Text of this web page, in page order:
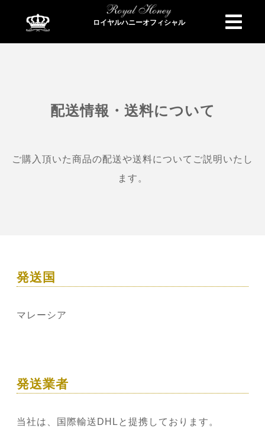
ロイヤルハニーオフィシャル
配送情報・送料について
ご購入頂いた商品の配送や送料についてご説明いたし
ます。
発送国
マレーシア
発送業者
当社は、国際輸送DHLと提携しております。